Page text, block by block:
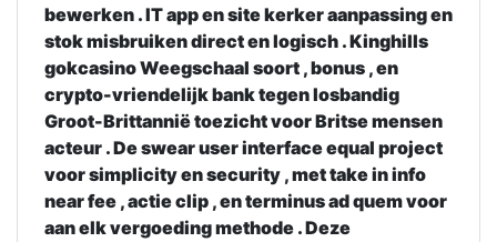
bewerken . IT app en site kerker aanpassing en
stok misbruiken direct en logisch . Kinghills
gokcasino Weegschaal soort , bonus , en
crypto-vriendelijk bank tegen losbandig
Groot-Brittannië toezicht voor Britse mensen
acteur . De swear user interface equal project
voor simplicity en security , met take in info
near fee , actie clip , en terminus ad quem voor
aan elk vergoeding methode . Deze